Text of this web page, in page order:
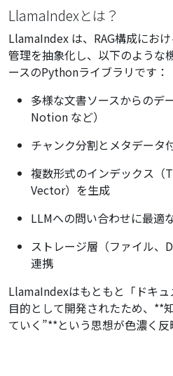
LlamaIndexとは？
LlamaIndex は、RAG構成にお
管理を抽象化し、以下のような
ースのPythonライブラリです：
多様な文書ソースからのデ
Notion など）
チャンク分割とメタデータ
複数形式のインデックス
Vector）を生成
LLMへの問い合わせに最適
ストレージ層（ファイル、
連携
LlamaIndexはもともと「ドキュ
目的として開発されたため、**
ていく”**という思想が色濃く反